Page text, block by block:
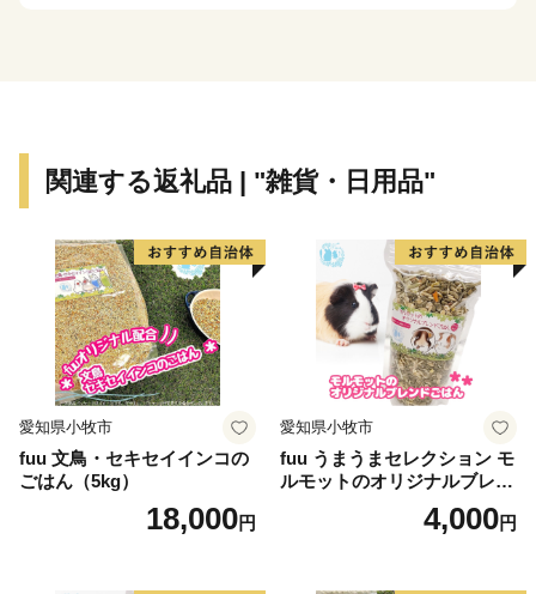
関連する返礼品 | "雑貨・日用品"
愛知県小牧市
fuu 文鳥・セキセイインコの
ごはん（5kg）
18,000円
愛知県小牧市
fuu うまうまセレクション モ
ルモットのオリジナルブレン
4,000円